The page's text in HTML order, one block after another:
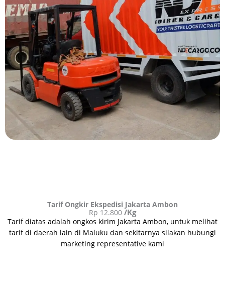
Tarif Ongkir Ekspedisi Jakarta Ambon
Rp 12.800 /Kg
Tarif diatas adalah ongkos kirim Jakarta Ambon, untuk melihat
tarif di daerah lain di Maluku dan sekitarnya silakan hubungi
marketing representative kami